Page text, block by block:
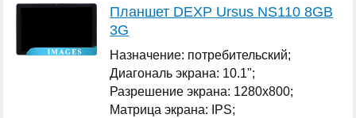
Планшет DEXP Ursus NS110 8GB
3G
Назначение: потребительский;
Диагональ экрана: 10.1";
Разрешение экрана: 1280x800;
Матрица экрана: IPS;